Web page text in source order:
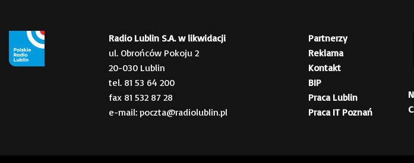
Radio Lublin S.A. w likwidacji
ul. Obrońców Pokoju 2
20-030 Lublin
tel. 81 53 64 200
fax 81 532 87 28
e-mail: poczta@radiolublin.pl
Partnerzy
Reklama
Kontakt
BIP
Praca Lublin
Praca IT Poznań